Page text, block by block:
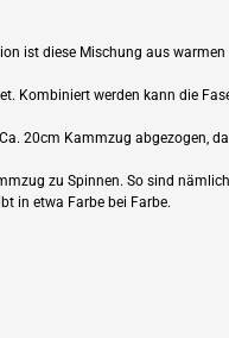
ist diese Mischung aus
Kombiniert werden kann die
20cm Kammzug abgezogen,
zu Spinnen. So sind
in etwa Farbe bei Farbe.